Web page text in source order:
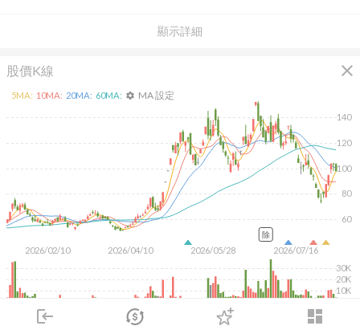
login dashboard
市場 登入
顯示詳細
股價K線 close
2026/02/10 2026/04/10 2026/05/28 2026/07/16
60
80
100
120
140
10K
20K
30K
5MA: 10MA: 20MA: 60MA: settings MA 設定
除
RSI 手勢操作